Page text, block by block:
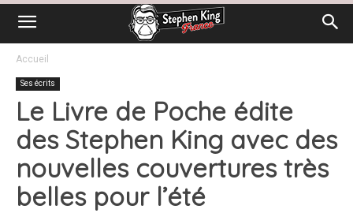
Accueil
Ses écrits
Le Livre de Poche édite
des Stephen King avec des
nouvelles couvertures très
belles pour l’été